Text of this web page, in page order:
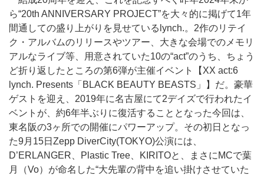
ら“20th ANNIVERSARY PROJECT”を大々的に掲げて1年
間通しての盛り上がりを見せているlynch.。2作のリテイ
ク・アルバムのリリースやツアー、大きな会場でのメモリ
アルなライブ等、用意されていた10の“act”のうち、ちょう
ど折り返したところの第6弾が主催イベント【XX act:6
lynch. Presents「BLACK BEAUTY BEASTS」】だ。豪華
ゲストを迎え、2019年に名古屋にて2デイズで行われたイ
ベントが、約6年半ぶりに復活することとなった今回は、
東名阪の3ヶ所での開催にパワーアップ。その初日となっ
た9月15日Zepp DiverCity(TOKYO)公演には、
D’ERLANGER、Plastic Tree、KIRITOと、まさにMCで葉
月（Vo）が命名した“大先輩の背中を追い掛けさせていた